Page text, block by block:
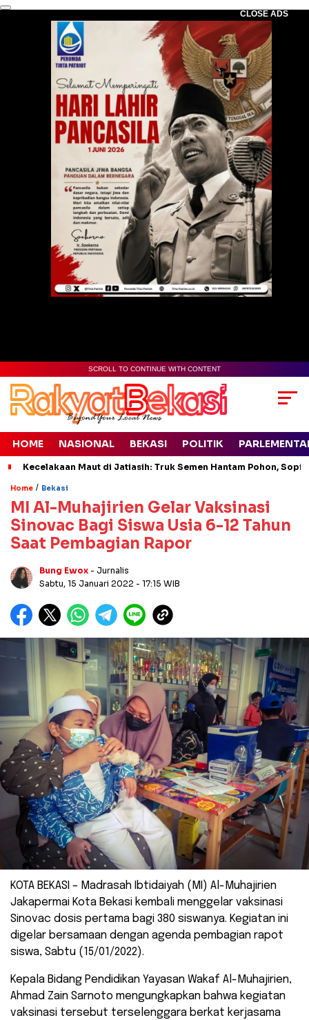
CLOSE ADS
SCROLL TO CONTINUE WITH CONTENT
HOME NASIONAL BEKASI POLITIK
Kecelakaan Maut di Jatiasih: Truk Semen Hantam Pohon,
Home / Bekasi
MI Al-Muhajirien Gelar Vaksinasi
Sinovac Bagi Siswa Usia 6-12 Tahun
Saat Pembagian Rapor
Bung Ewox - Jurnalis
Sabtu, 15 Januari 2022 - 17:15 WIB
KOTA BEKASI – Madrasah Ibtidaiyah (MI) Al-Muhajirien
Jakapermai Kota Bekasi kembali menggelar vaksinasi
Sinovac dosis pertama bagi 380 siswanya. Kegiatan ini
digelar bersamaan dengan agenda pembagian rapot
siswa, Sabtu (15/01/2022).
Kepala Bidang Pendidikan Yayasan Wakaf Al-Muhajirien,
Ahmad Zain Sarnoto mengungkapkan bahwa kegiatan
vaksinasi tersebut terselenggara berkat kerjasama